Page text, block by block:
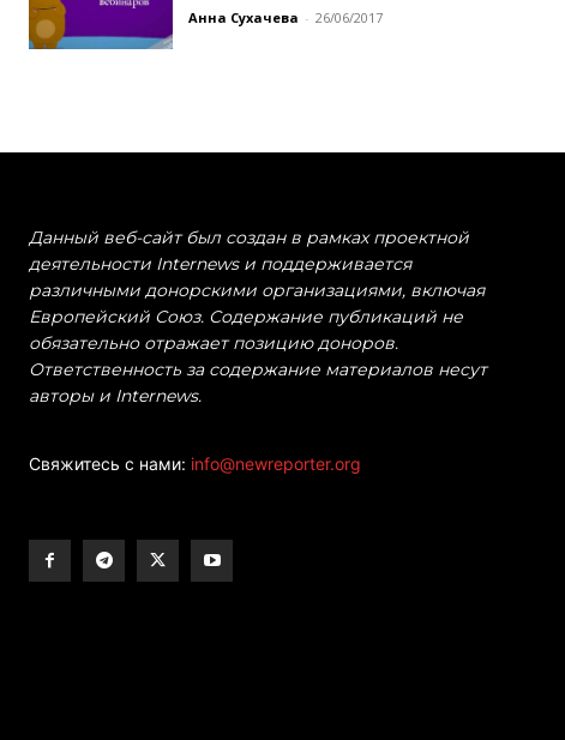
Анна Сухачева - 26/06/2017
Данный веб-сайт был создан в рамках проектной
деятельности Internews и поддерживается
различными донорскими организациями, включая
Европейский Союз. Содержание публикаций не
обязательно отражает позицию доноров.
Ответственность за содержание материалов несут
авторы и Internews.
Свяжитесь с нами: info@newreporter.org